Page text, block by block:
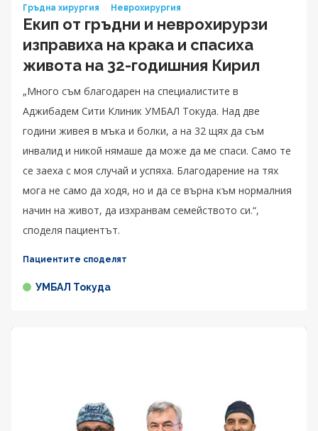
Гръдна хирургия
Неврохирургия
Екип от гръдни и неврохирурзи
изправиха на крака и спасиха
живота на 32-годишния Кирил
„Много съм благодарен на специалистите в
Аджибадем Сити Клиник УМБАЛ Токуда. Над две
години живея в мъка и болки, а на 32 щях да съм
инвалид и никой нямаше да може да ме спаси. Само те
се заеха с моя случай и успяха. Благодарение на тях
мога не само да ходя, но и да се върна към нормалния
начин на живот, да изхранвам семейството си.“,
споделя пациентът.
Пациентите споделят
УМБАЛ Токуда